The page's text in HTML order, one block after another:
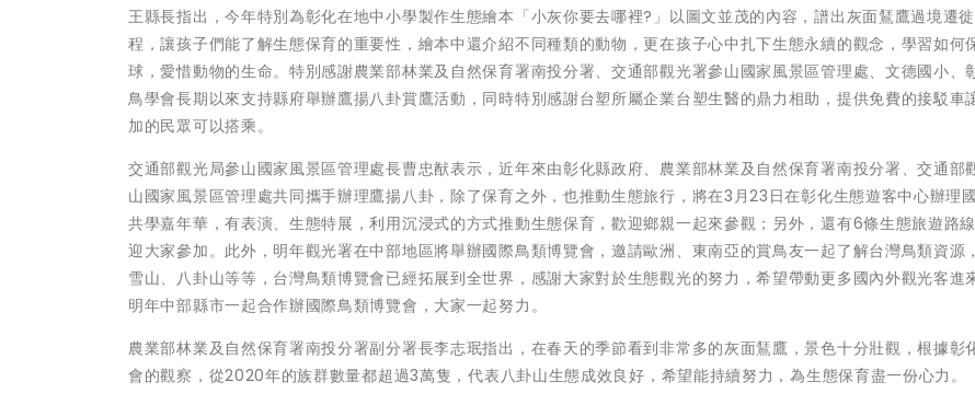
王縣長指出，今年特別為彰化在地中小學製作生態繪本「小灰你要去哪裡?」以圖文並茂的內容，譜出灰面鵟鷹過境遷
程，讓孩子們能了解生態保育的重要性，繪本中還介紹不同種類的動物，更在孩子心中扎下生態永續的觀念，學習如何
球，愛惜動物的生命。特別感謝農業部林業及自然保育署南投分署、交通部觀光署參山國家風景區管理處、文德國小、
鳥學會長期以來支持縣府舉辦鷹揚八卦賞鷹活動，同時特別感謝台塑所屬企業台塑生醫的鼎力相助，提供免費的接駁車
加的民眾可以搭乘。
交通部觀光局參山國家風景區管理處長曹忠猷表示，近年來由彰化縣政府、農業部林業及自然保育署南投分署、交通部
山國家風景區管理處共同攜手辦理鷹揚八卦，除了保育之外，也推動生態旅行，將在3月23日在彰化生態遊客中心辦理
共學嘉年華，有表演、生態特展，利用沉浸式的方式推動生態保育，歡迎鄉親一起來參觀；另外，還有6條生態旅遊路
迎大家參加。此外，明年觀光署在中部地區將舉辦國際鳥類博覽會，邀請歐洲、東南亞的賞鳥友一起了解台灣鳥類資源
雪山、八卦山等等，台灣鳥類博覽會已經拓展到全世界，感謝大家對於生態觀光的努力，希望帶動更多國內外觀光客進
明年中部縣市一起合作辦國際鳥類博覽會，大家一起努力。
農業部林業及自然保育署南投分署副分署長李志珉指出，在春天的季節看到非常多的灰面鵟鷹，景色十分壯觀，根據彰
會的觀察，從2020年的族群數量都超過3萬隻，代表八卦山生態成效良好，希望能持續努力，為生態保育盡一份心力。